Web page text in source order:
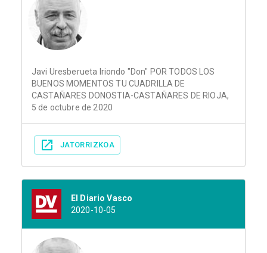
Javi Uresberueta Iriondo "Don" POR TODOS LOS
BUENOS MOMENTOS TU CUADRILLA DE
CASTAÑARES DONOSTIA-CASTAÑARES DE RIOJA,
5 de octubre de 2020
JATORRIZKOA
El Diario Vasco
2020-10-05